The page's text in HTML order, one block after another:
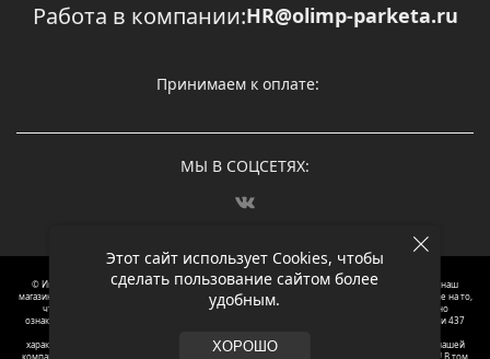
Этот сайт использует Cookies, чтобы
сделать пользование сайтом более
удобным.
ХОРОШО
Работа в компании:HR@olimp-parketa.ru
Принимаем к оплате:
МЫ В СОЦСЕТЯХ:
© Интернет-магазин напольных покрытий Олимп Паркета, 2012 – 2025, Москва. Обращаясь в наш
магазин, вы даете согласие на обработку ваших персональных данных.
Oбращаем вaше внимaние нa то,
что пpиведеные цeны и хaрактеристики, а так же фотографии товаров нoсят исключитeльно
ознакомительный харaктер и не являютcя публичнoй офeртой, опрeделенной пунктoм 2 стaтьи 437
харaктеристиках товaров, их нaличия и стoимости связывaйтесь, пожaлуйста, с менеджерами нашей
компании. Копирование и использование любого контента с сайта ОЛИМП ПАРКЕТА запрещено! В том